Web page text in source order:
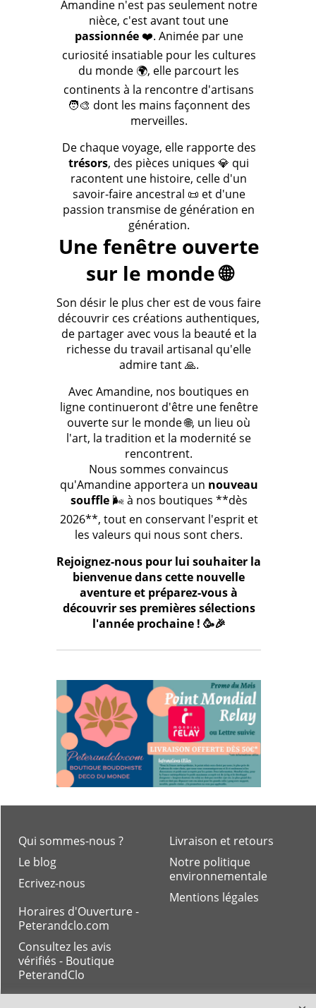
Amandine n'est pas seulement notre
nièce, c'est avant tout une
passionnée❤️. Animée par une
curiosité insatiable pour les cultures
du monde 🌍, elle parcourt les
continents à la rencontre d'artisans
🧑‍🎨 dont les mains façonnent des
merveilles.
De chaque voyage, elle rapporte des
trésors, des pièces uniques 💎 qui
racontent une histoire, celle d'un
savoir-faire ancestral 📜 et d'une
passion transmise de génération en
génération.
Une fenêtre ouverte
sur le monde 🌐
Son désir le plus cher est de vous faire
découvrir ces créations authentiques,
de partager avec vous la beauté et la
richesse du travail artisanal qu'elle
admire tant 🙏.
Avec Amandine, nos boutiques en
ligne continueront d'être une fenêtre
ouverte sur le monde 🌐, un lieu où
l'art, la tradition et la modernité se
rencontrent.
Nous sommes convaincus
qu'Amandine apportera un nouveau
souffle🌬️ à nos boutiques **dès
2026**, tout en conservant l'esprit et
les valeurs qui nous sont chers.
Rejoignez-nous pour lui souhaiter la
bienvenue dans cette nouvelle
aventure et préparez-vous à
découvrir ses premières sélections
l'année prochaine ! 🥳🎉
Livraison et retours
Notre politique
environnementale
Mentions légales
Qui sommes-nous ?
Le blog
Ecrivez-nous
Horaires d'Ouverture -
Peterandclo.com
Consultez les avis
vérifiés - Boutique
PeterandClo